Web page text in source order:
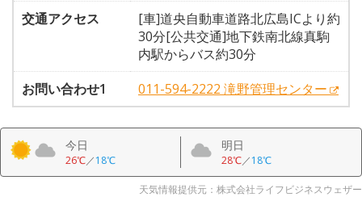
交通アクセス
[車]道央自動車道路北広島ICより約
30分[公共交通]地下鉄南北線真駒
内駅からバス約30分
お問い合わせ1
011-594-2222 滝野管理センター
今日
26℃／18℃
明日
28℃／18℃
天気情報提供元：株式会社ライフビジネスウェザー